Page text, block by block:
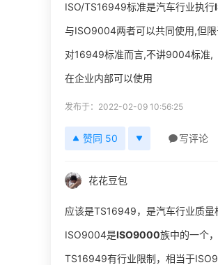
ISO/TS16949标准是汽车行业执行
与ISO9004两者可以共同使用,但限
对16949标准而言,不讲9004标准,
在企业内部可以使用
发布于：2022-02-09 10:56:25
赞同 50 写评论
花花豆包
应该是TS16949，是汽车行业质量
ISO9004是ISO9000族中的一个
TS16949有行业限制，相当于